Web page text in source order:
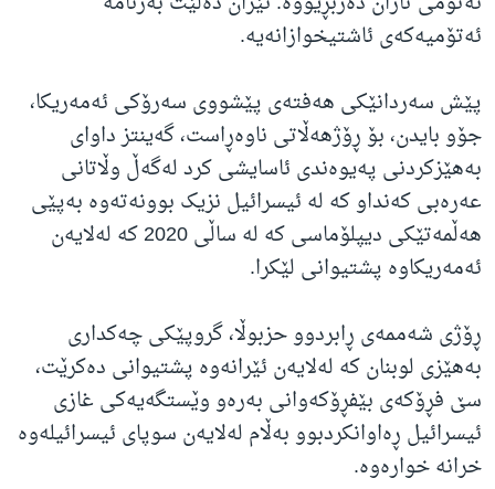
ئەتۆمیەکەی ئاشتیخوازانەیە.
پێش سەردانێکی هەفتەی پێشووی سەرۆکی ئەمەریکا،
جۆو بایدن، بۆ ڕۆژهەڵاتی ناوەڕاست، گەینتز داوای
بەهێزکردنی پەیوەندی ئاسایشی کرد لەگەڵ وڵاتانی
عەرەبی کەنداو کە لە ئیسرائیل نزیک بوونەتەوە بەپێی
هەڵمەتێکی دیپلۆماسی کە لە ساڵی 2020 کە لەلایەن
ئەمەریکاوە پشتیوانی لێکرا.
ڕۆژی شەممەی ڕابردوو حزبوڵا، گروپێکی چەکداری
بەهێزی لوبنان کە لەلایەن ئێرانەوە پشتیوانی دەکرێت،
سێ فڕۆکەی بێفڕۆکەوانی بەرەو وێستگەیەکی غازی
ئیسرائیل ڕەاوانکردبوو بەڵام لەلایەن سوپای ئیسرائیلەوە
خرانە خوارەوە.